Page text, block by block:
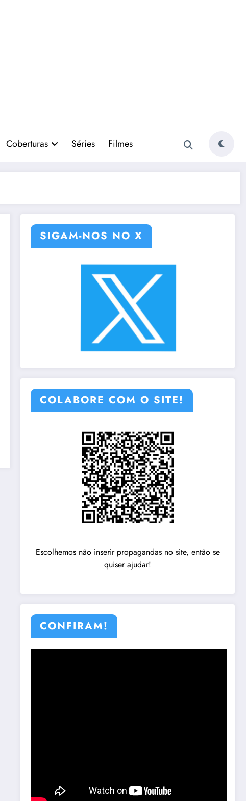
Coberturas Séries Filmes
SIGAM-NOS NO X
COLABORE COM O SITE!
Escolhemos não inserir propagandas no site, então se
quiser ajudar!
CONFIRAM!